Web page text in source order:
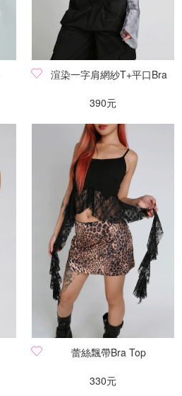
渲染一字肩網紗T+平口Bra
390元
蕾絲飄帶Bra Top
330元